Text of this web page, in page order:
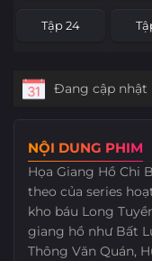
Tập 24
Tập 12
Tập 8
Tập 4
Đang cập nhật
NỘI DUNG PHIM
Họa Giang Hồ Chi
theo của series
kho báu Long
giang hồ như Bất
Thông Văn Quán,